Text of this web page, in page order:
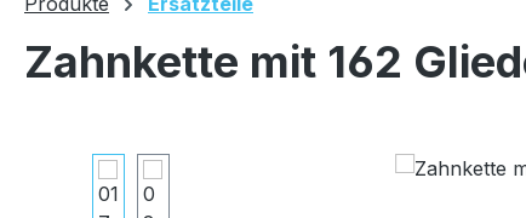
Zahnkette mit 162
Bildergalerie überspringen